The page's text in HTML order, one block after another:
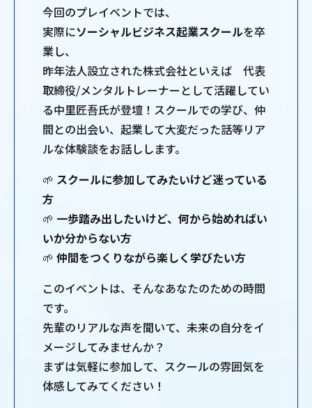
今回のプレイベントでは、
実際にソーシャルビジネス起業スクールを卒
業し、
昨年法人設立された株式会社といえば 代表
取締役/メンタルトレーナーとして活躍してい
る中里匠吾氏が登壇！スクールでの学び、仲
間との出会い、起業して大変だった話等リア
ルな体験談をお話しします。
🌱 スクールに参加してみたいけど迷っている
方
🌱 一歩踏み出したいけど、何から始めればい
いか分からない方
🌱 仲間をつくりながら楽しく学びたい方
このイベントは、そんなあなたのための時間
です。
先輩のリアルな声を聞いて、未来の自分をイ
メージしてみませんか？
まずは気軽に参加して、スクールの雰囲気を
体感してみてください！